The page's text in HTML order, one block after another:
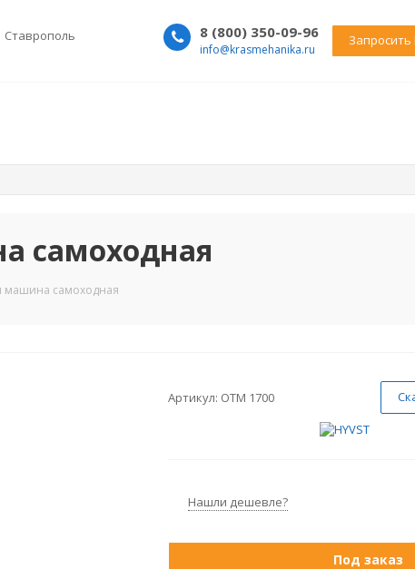
Ставрополь 8 (800) 350-09-96
info@krasmehanika.ru
Запросить
самоходная
машина самоходная
Артикул: OTM 1700
Нашли дешевле?
Под заказ